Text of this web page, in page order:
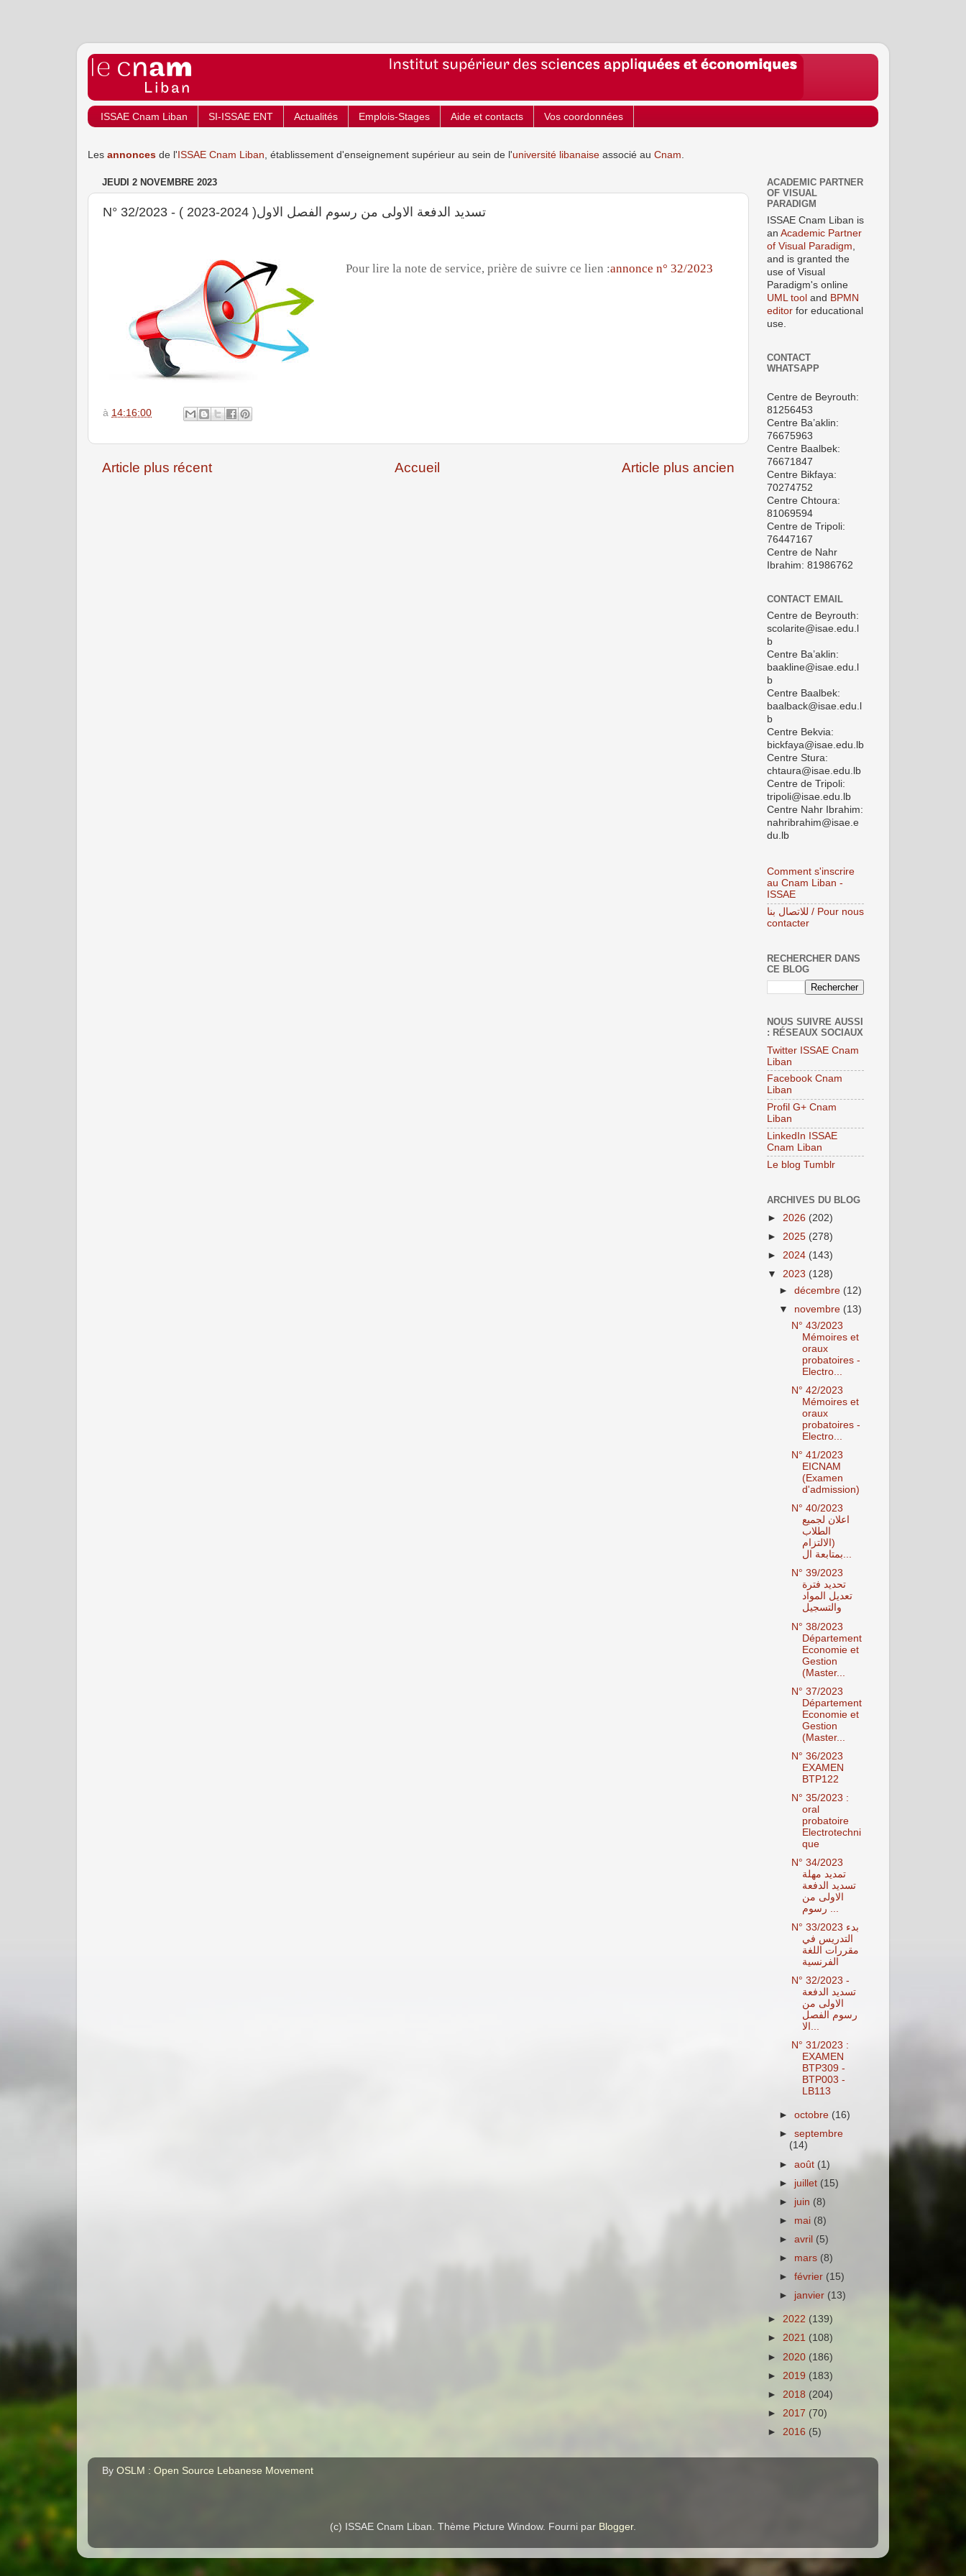
ISSAE Cnam Liban SI-ISSAE ENT Actualités Emplois-Stages Aide et contacts Vos coordonnées
Les annonces de l' ISSAE Cnam Liban , établissement d'enseignement supérieur au sein de l'université libanaise associé au Cnam
JEUDI 2 NOVEMBRE 2023
N° 32/2023 - تسديد الدفعة الاولى من رسوم الفصل الاول( 2024-2023 )
Pour lire la note de service, prière de suivre ce lien :annonce n° 32/2023
à 14:16:00
Article plus récent Article plus ancien
Accueil
ACADEMIC PARTNER
OF VISUAL
PARADIGM
ISSAE Cnam Liban is
an Academic Partner
of Visual Paradigm
and is granted the
use of Visual
Paradigm's online
UML tool and BPMN
editor for educational
use.
CONTACT
WHATSAPP
Centre de Beyrouth:
81256453
Centre Ba’aklin:
76675963
Centre Baalbek:
76671847
Centre Bikfaya:
70274752
Centre Chtoura:
81069594
Centre de Tripoli:
76447167
Centre de Nahr
Ibrahim: 81986762
CONTACT EMAIL
Centre de Beyrouth:
scolarite@isae.edu.l
b
Centre Ba’aklin:
baakline@isae.edu.l
b
Centre Baalbek:
baalback@isae.edu.l
b
Centre Bekvia:
bickfaya@isae.edu.lb
Centre Stura:
chtaura@isae.edu.lb
Centre de Tripoli:
tripoli@isae.edu.lb
Centre Nahr Ibrahim:
nahribrahim@isae.e
du.lb
Comment s'inscrire
au Cnam Liban -
ISSAE
للاتصال بنا / Pour nous
contacter
RECHERCHER DANS
CE BLOG
NOUS SUIVRE AUSSI
: RÉSEAUX SOCIAUX
Twitter ISSAE Cnam
Liban
Facebook Cnam
Liban
Profil G+ Cnam
Liban
LinkedIn ISSAE
Cnam Liban
Le blog Tumblr
ARCHIVES DU BLOG
► 2026 (202)
► 2025 (278)
► 2024 (143)
▼ 2023 (128)
►décembre (12)
▼ novembre (13)
N° 43/2023
Mémoires et
oraux
probatoires -
Electro...
N° 42/2023
Mémoires et
oraux
probatoires -
Electro...
N° 41/2023
EICNAM
(Examen
d'admission)
N° 40/2023
اعلان لجميع
الطلاب
(الالتزام
بمتابعة ال...
N° 39/2023
تحديد فترة
تعديل المواد
والتسجيل
N° 38/2023
Département
Economie et
Gestion
(Master...
N° 37/2023
Département
Economie et
Gestion
(Master...
N° 36/2023
EXAMEN
BTP122
N° 35/2023 :
oral
probatoire
Electrotechni
que
N° 34/2023
تمديد مهلة
تسديد الدفعة
الاولى من
رسوم ...
N° 33/2023 بدء
التدريس في
مقررات اللغة
الفرنسية
N° 32/2023 -
تسديد الدفعة
الاولى من
رسوم الفصل
الا...
N° 31/2023 :
EXAMEN
BTP309 -
BTP003 -
LB113
►octobre (16)
►septembre
(14)
►août (1)
► juillet (15)
► juin (8)
► mai (8)
►avril (5)
► mars (8)
►février (15)
► janvier (13)
► 2022 (139)
► 2021 (108)
► 2020 (186)
► 2019 (183)
► 2018 (204)
► 2017 (70)
► 2016 (5)
By OSLM : Open Source Lebanese Movement
(c) ISSAE Cnam Liban. Thème Picture Window. Fourni par Blogger.